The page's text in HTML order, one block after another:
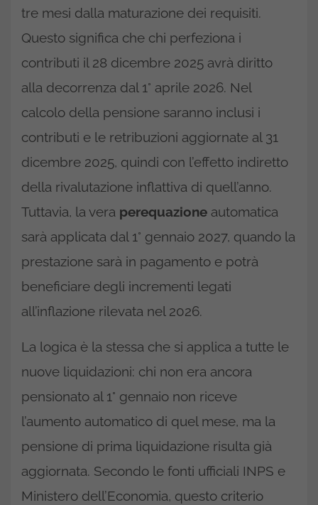
tre mesi dalla maturazione dei requisiti.
Questo significa che chi perfeziona i
contributi il 28 dicembre 2025 avrà diritto
alla decorrenza dal 1° aprile 2026. Nel
calcolo della pensione saranno inclusi i
contributi e le retribuzioni aggiornate al 31
dicembre 2025, quindi con l’effetto indiretto
della rivalutazione inflattiva di quell’anno.
Tuttavia, la vera perequazione automatica
sarà applicata dal 1° gennaio 2027, quando la
prestazione sarà in pagamento e potrà
beneficiare degli incrementi legati
all’inflazione rilevata nel 2026.
La logica è la stessa che si applica a tutte le
nuove liquidazioni: chi non era ancora
pensionato al 1° gennaio non riceve
l’aumento automatico di quel mese, ma la
pensione di prima liquidazione risulta già
aggiornata. Secondo le fonti ufficiali INPS e
Ministero dell’Economia, questo criterio